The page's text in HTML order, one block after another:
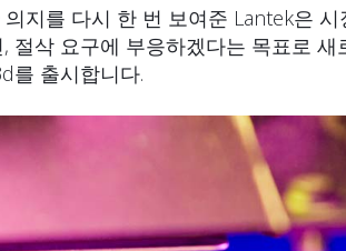
지를 다시 한 번 보여준 Lantek은
절삭 요구에 부응하겠다는 목표로 새
를 출시합니다.